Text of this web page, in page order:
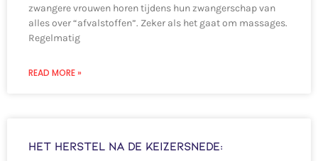
zwangere vrouwen horen tijdens hun zwangerschap van
alles over “afvalstoffen”. Zeker als het gaat om massages.
Regelmatig
READ MORE »
Het herstel na de Keizersnede: